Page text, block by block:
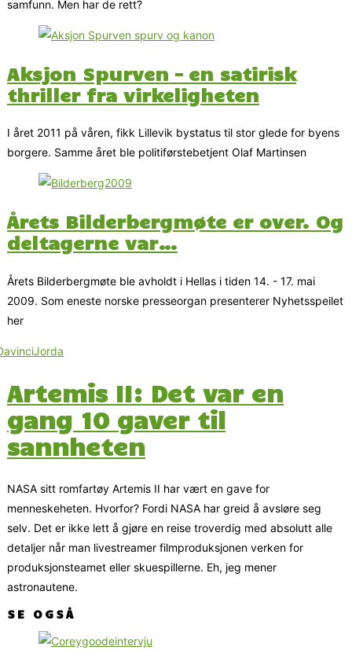
samfunn. Men har de rett?
Aksjon Spurven – en satirisk
thriller fra virkeligheten
I året 2011 på våren, fikk Lillevik bystatus til stor glede for byens
borgere. Samme året ble politiførstebetjent Olaf Martinsen
Årets Bilderbergmøte er over. Og
deltagerne var…
Årets Bilderbergmøte ble avholdt i Hellas i tiden 14. - 17. mai
2009. Som eneste norske presseorgan presenterer Nyhetsspeilet
her
Artemis II: Det var en
gang 10 gaver til
sannheten
NASA sitt romfartøy Artemis II har vært en gave for
menneskeheten. Hvorfor? Fordi NASA har greid å avsløre seg
selv. Det er ikke lett å gjøre en reise troverdig med absolutt alle
detaljer når man livestreamer filmproduksjonen verken for
produksjonsteamet eller skuespillerne. Eh, jeg mener
astronautene.
SE OGSÅ